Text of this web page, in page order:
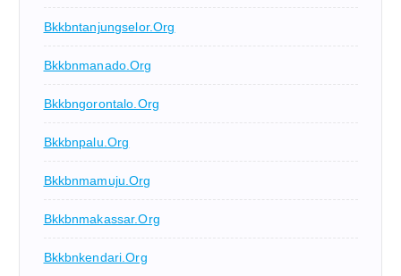
Bkkbntanjungselor.org
Bkkbnmanado.org
Bkkbngorontalo.org
Bkkbnpalu.org
Bkkbnmamuju.org
Bkkbnmakassar.org
Bkkbnkendari.org